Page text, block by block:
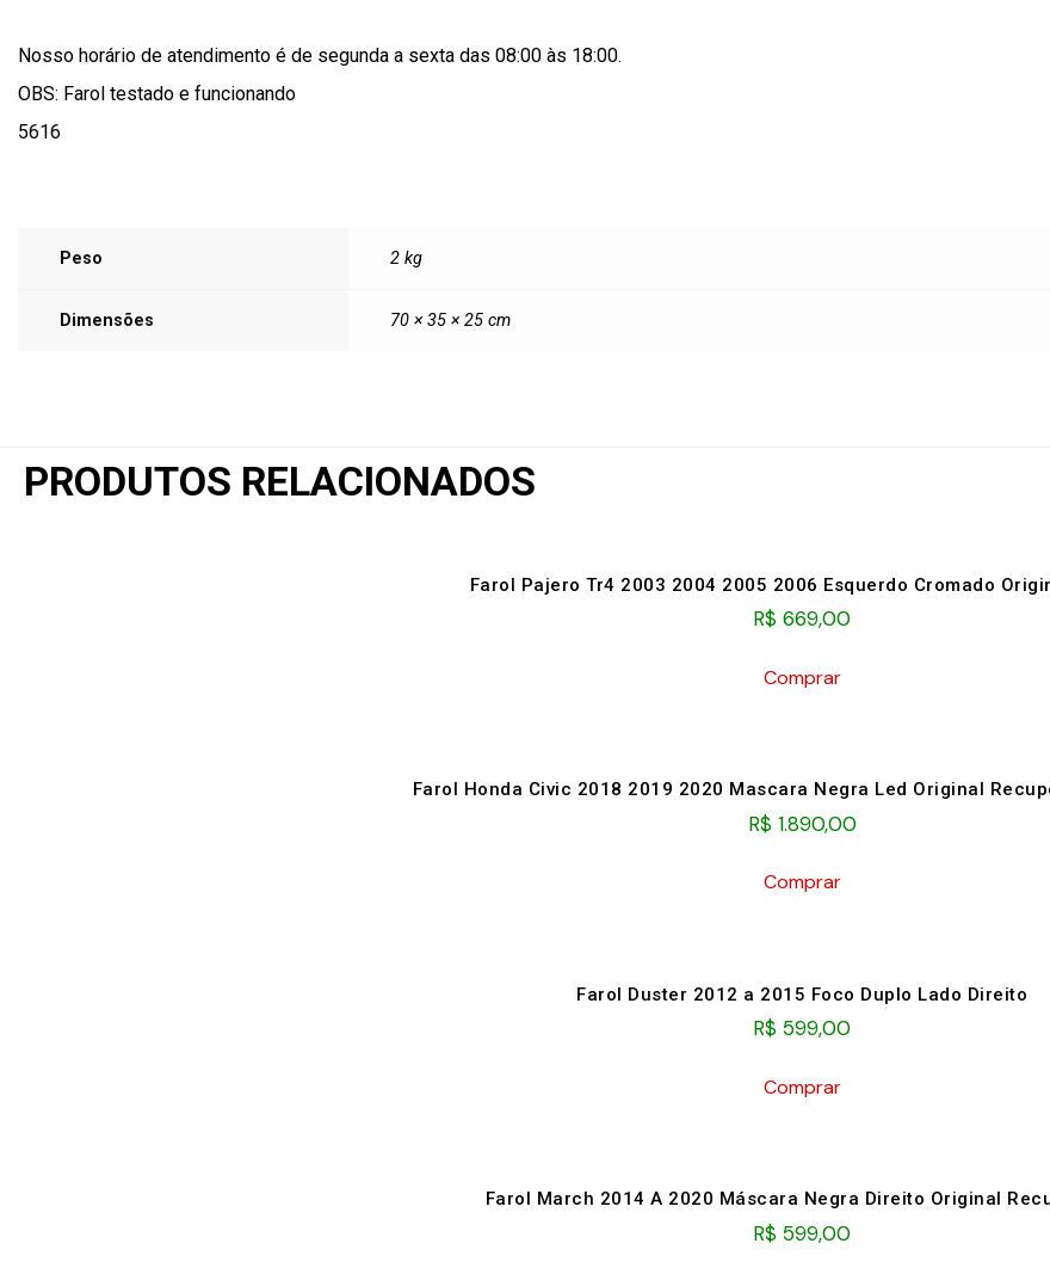
Nosso horário de atendimento é de segunda a sexta das 08:00 às 18:00.
OBS: Farol testado e funcionando
5616
Peso 2 kg
Dimensões 70 × 35 × 25 cm
PRODUTOS RELACIONADOS
Farol Pajero Tr4 2003 2004 2005 2006 Esquerdo Cromado
R$ 669,00
Comprar
Farol Honda Civic 2018 2019 2020 Mascara Negra Led Original
R$1.890,00
Comprar
Farol Duster 2012 a 2015 Foco Duplo Lado Direito
R$ 599,00
Comprar
Farol March 2014 A 2020 Máscara Negra Direito Original
R$ 599,00